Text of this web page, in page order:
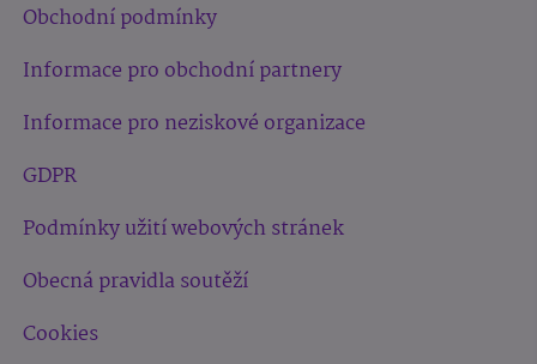
Obchodní podmínky
Informace pro obchodní partnery
Informace pro neziskové organizace
GDPR
Podmínky užití webových stránek
Obecná pravidla soutěží
Cookies